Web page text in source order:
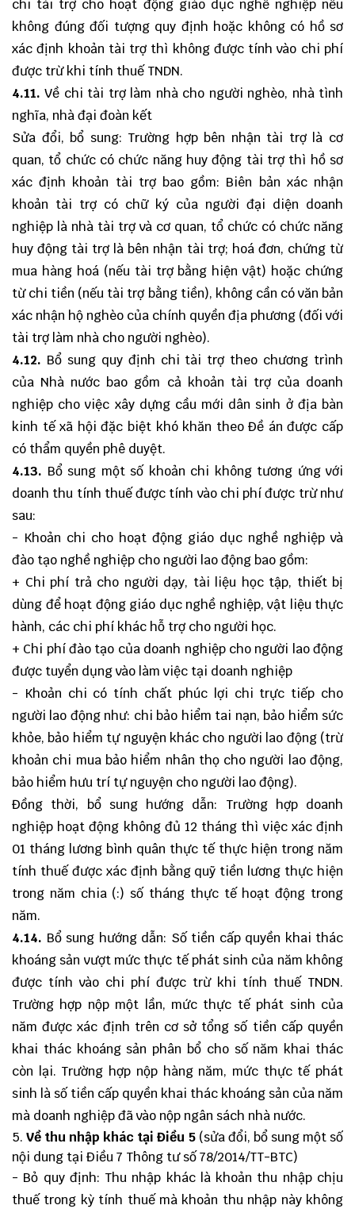
chi tài trợ cho hoạt động giáo dục nghề nghiệp nếu
không đúng đối tượng quy định hoặc không có hồ sơ
xác định khoản tài trợ thì không được tính vào chi phí
được trừ khi tính thuế TNDN.
4.11.Về chi tài trợ làm nhà cho người nghèo, nhà tình
nghĩa, nhà đại đoàn kết
Sửa đổi, bổ sung: Trường hợp bên nhận tài trợ là cơ
quan, tổ chức có chức năng huy động tài trợ thì hồ sơ
xác định khoản tài trợ bao gồm: Biên bản xác nhận
khoản tài trợ có chữ ký của người đại diện doanh
nghiệp là nhà tài trợ và cơ quan, tổ chức có chức năng
huy động tài trợ là bên nhận tài trợ; hoá đơn, chứng từ
mua hàng hoá (nếu tài trợ bằng hiện vật) hoặc chứng
từ chi tiền (nếu tài trợ bằng tiền), không cần có văn bản
xác nhận hộ nghèo của chính quyền địa phương (đối với
tài trợ làm nhà cho người nghèo).
4.12. Bổ sung quy định chi tài trợ theo chương trình
của Nhà nước bao gồm cả khoản tài trợ của doanh
nghiệp cho việc xây dựng cầu mới dân sinh ở địa bàn
kinh tế xã hội đặc biệt khó khăn theo Đề án được cấp
có thẩm quyền phê duyệt.
4.13. Bổ sung một số khoản chi không tương ứng với
doanh thu tính thuế được tính vào chi phí được trừ như
sau:
- Khoản chi cho hoạt động giáo dục nghề nghiệp và
đào tạo nghề nghiệp cho người lao động bao gồm:
+ Chi phí trả cho người dạy, tài liệu học tập, thiết bị
dùng để hoạt động giáo dục nghề nghiệp, vật liệu thực
hành, các chi phí khác hỗ trợ cho người học.
+ Chi phí đào tạo của doanh nghiệp cho người lao động
được tuyển dụng vào làm việc tại doanh nghiệp
- Khoản chi có tính chất phúc lợi chi trực tiếp cho
người lao động như: chi bảo hiểm tai nạn, bảo hiểm sức
khỏe, bảo hiểm tự nguyện khác cho người lao động (trừ
khoản chi mua bảo hiểm nhân thọ cho người lao động,
bảo hiểm hưu trí tự nguyện cho người lao động).
Đồng thời, bổ sung hướng dẫn: Trường hợp doanh
nghiệp hoạt động không đủ 12 tháng thì việc xác định
01 tháng lương bình quân thực tế thực hiện trong năm
tính thuế được xác định bằng quỹ tiền lương thực hiện
trong năm chia (:) số tháng thực tế hoạt động trong
năm.
4.14. Bổ sung hướng dẫn: Số tiền cấp quyền khai thác
khoáng sản vượt mức thực tế phát sinh của năm không
được tính vào chi phí được trừ khi tính thuế TNDN.
Trường hợp nộp một lần, mức thực tế phát sinh của
năm được xác định trên cơ sở tổng số tiền cấp quyền
khai thác khoáng sản phân bổ cho số năm khai thác
còn lại. Trường hợp nộp hàng năm, mức thực tế phát
sinh là số tiền cấp quyền khai thác khoáng sản của năm
mà doanh nghiệp đã vào nộp ngân sách nhà nước.
Về thu nhập khác tạiĐiều 5 (sửa đổi, bổ sung một số
nội dung tại Điều 7 Thông tư số 78/2014/TT-BTC)
- Bỏ quy định: Thu nhập khác là khoản thu nhập chịu
thuế trong kỳ tính thuế mà khoản thu nhập này không